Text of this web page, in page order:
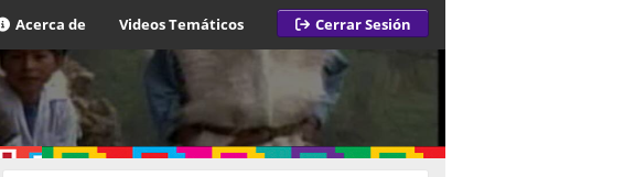
Acerca de Videos Temáticos Cerrar Sesión